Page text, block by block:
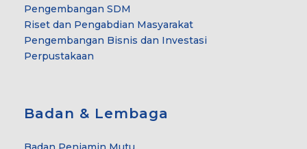
Pengembangan SDM
Riset dan Pengabdian Masyarakat
Pengembangan Bisnis dan Investasi
Perpustakaan
Badan & Lembaga